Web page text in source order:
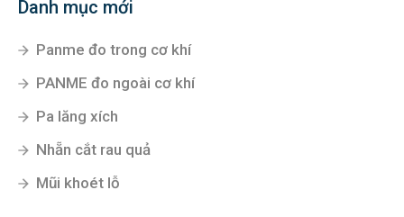
Danh mục mới
Panme đo trong cơ khí
PANME đo ngoài cơ khí
Pa lăng xích
Nhẵn cắt rau quả
Mũi khoét lỗ